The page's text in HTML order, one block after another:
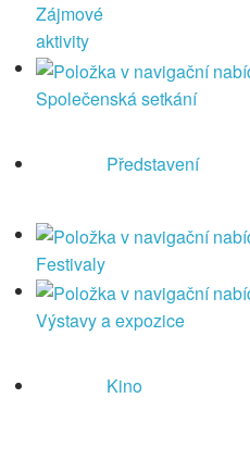
Zájmové
aktivity
Společenská setkání
Představení
Festivaly
Výstavy a expozice
Kino